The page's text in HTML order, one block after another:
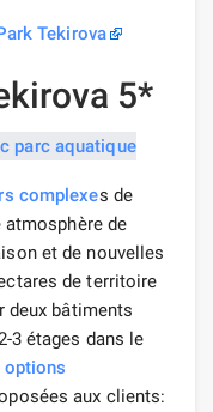
Tekirova
5*
complexes de
de
et de nouvelles
de territoire
deux bâtiments
3 étages dans le
options
aux clients: